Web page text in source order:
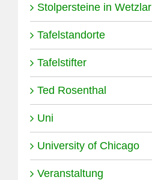
Stolpersteine in Wetzlar
Tafelstandorte
Tafelstifter
Ted Rosenthal
Uni
University of Chicago
Veranstaltung